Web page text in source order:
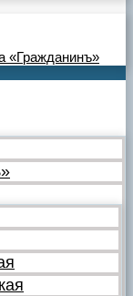
«Гражданинъ»